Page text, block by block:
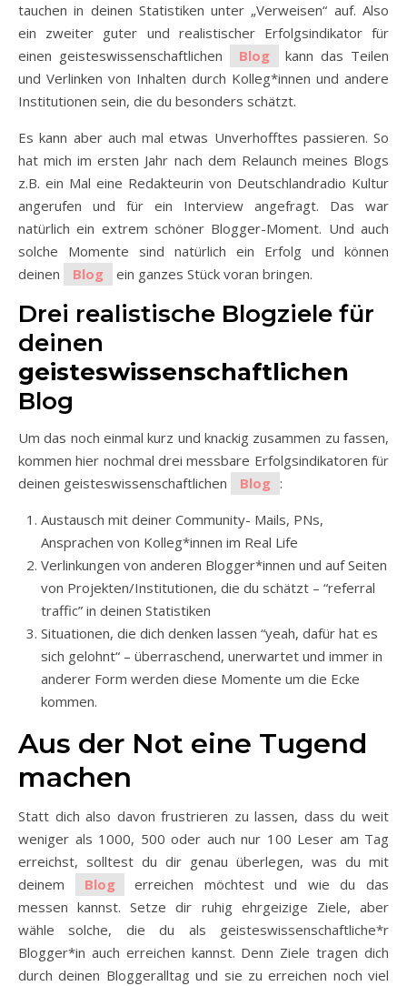
tauchen in deinen Statistiken unter „Verweisen“ auf. Also
ein zweiter guter und realistischer Erfolgsindikator für
einen geisteswissenschaftlichen
Blog
kann das Teilen
und Verlinken von Inhalten durch Kolleg*innen und andere
Institutionen sein, die du besonders schätzt.
Es kann aber auch mal etwas Unverhofftes passieren. So
hat mich im ersten Jahr nach dem Relaunch meines Blogs
z.B. ein Mal eine Redakteurin von Deutschlandradio Kultur
angerufen und für ein Interview angefragt. Das war
natürlich ein extrem schöner Blogger-Moment. Und auch
solche Momente sind natürlich ein Erfolg und können
deinen
Blog ein ganzes Stück voran bringen.
Drei realistische Blogziele für
deinen
geisteswissenschaftlichen
Blog
Um das noch einmal kurz und knackig zusammen zu fassen,
kommen hier nochmal drei messbare Erfolgsindikatoren für
deinen geisteswissenschaftlichen
Blog :
Austausch mit deiner Community- Mails, PNs,
Ansprachen von Kolleg*innen im Real Life
Verlinkungen von anderen Blogger*innen und auf Seiten
von Projekten/Institutionen, die du schätzt – “referral
traffic” in deinen Statistiken
Situationen, die dich denken lassen “yeah, dafür hat es
sich gelohnt“ – überraschend, unerwartet und immer in
anderer Form werden diese Momente um die Ecke
kommen.
Aus der Not eine Tugend
machen
Statt dich also davon frustrieren zu lassen, dass du weit
weniger als 1000, 500 oder auch nur 100 Leser am Tag
erreichst, solltest du dir genau überlegen, was du mit
deinem
Blog
erreichen möchtest und wie du das
messen kannst. Setze dir ruhig ehrgeizige Ziele, aber
wähle solche, die du als geisteswissenschaftliche*r
Blogger*in auch erreichen kannst. Denn Ziele tragen dich
durch deinen Bloggeralltag und sie zu erreichen noch viel